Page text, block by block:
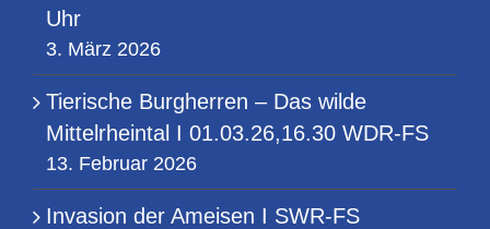
Uhr
3. März 2026
Tierische Burgherren – Das wilde
Mittelrheintal I 01.03.26,16.30 WDR-FS
13. Februar 2026
Invasion der Ameisen I SWR-FS